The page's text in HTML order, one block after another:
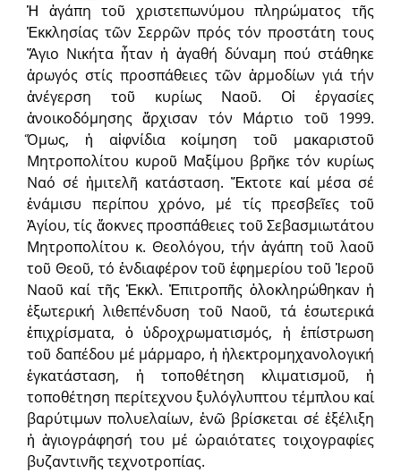
Ἡ ἀγάπη τοῦ χριστεπωνύμου πληρώματος τῆς
Ἐκκλησίας τῶν Σερρῶν πρός τόν προστάτη τους
Ἅγιο Νικήτα ἦταν ἡ ἀγαθή δύναμη πού στάθηκε
ἀρωγός στίς προσπάθειες τῶν ἁρμοδίων γιά τήν
ἀνέγερση τοῦ κυρίως Ναοῦ. Οἱ ἐργασίες
ἀνοικοδόμησης ἄρχισαν τόν Μάρτιο τοῦ 1999.
Ὅμως, ἡ αἰφνίδια κοίμηση τοῦ μακαριστοῦ
Μητροπολίτου κυροῦ Μαξίμου βρῆκε τόν κυρίως
Ναό σέ ἡμιτελῆ κατάσταση. Ἔκτοτε καί μέσα σέ
ἑνάμισυ περίπου χρόνο, μέ τίς πρεσβεῖες τοῦ
Ἁγίου, τίς ἄοκνες προσπάθειες τοῦ Σεβασμιωτάτου
Μητροπολίτου κ. Θεολόγου, τήν ἀγάπη τοῦ λαοῦ
τοῦ Θεοῦ, τό ἐνδιαφέρον τοῦ ἐφημερίου τοῦ Ἱεροῦ
Ναοῦ καί τῆς Ἐκκλ. Ἐπιτροπῆς ὁλοκληρώθηκαν ἡ
ἐξωτερική λιθεπένδυση τοῦ Ναοῦ, τά ἐσωτερικά
ἐπιχρίσματα, ὁ ὑδροχρωματισμός, ἡ ἐπίστρωση
τοῦ δαπέδου μέ μάρμαρο, ἡ ἠλεκτρομηχανολογική
ἐγκατάσταση, ἡ τοποθέτηση κλιματισμοῦ, ἡ
τοποθέτηση περίτεχνου ξυλόγλυπτου τέμπλου καί
βαρύτιμων πολυελαίων, ἐνῶ βρίσκεται σέ ἐξέλιξη
ἡ ἁγιογράφησή του μέ ὡραιότατες τοιχογραφίες
βυζαντινῆς τεχνοτροπίας.